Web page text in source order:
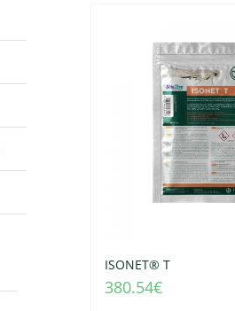
ISONET® T
380.54€